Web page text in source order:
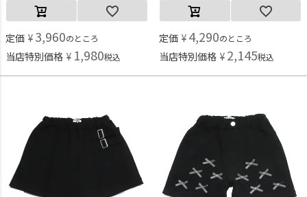
定価 ¥ 3,960のところ
当店特別価格 ¥ 1,980税込
定価 ¥ 4,290のところ
当店特別価格 ¥ 2,145税込